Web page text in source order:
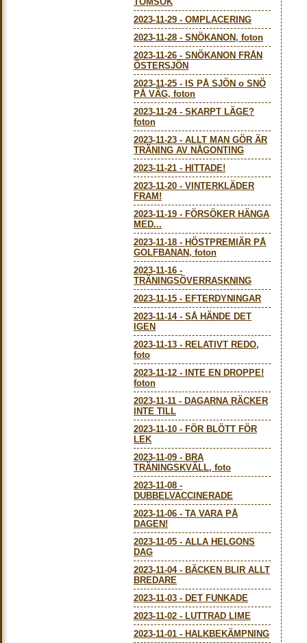
2023-11-29 - OMPLACERING
2023-11-28 - SNÖKANON, foton
2023-11-26 - SNÖKANON FRÅN
ÖSTERSJÖN
2023-11-25 - IS PÅ SJÖN o SNÖ
PÅ VÄG, foton
2023-11-24- SKARPT LÄGE?
foton
2023-11-23 - ALLT MAN GÖR ÄR
TRÄNING AV NÅGONTING
2023-11-21 - HITTADE!
2023-11-20 - VINTERKLÄDER
FRAM!
2023-11-19 - FÖRSÖKER HÄNGA
MED...
2023-11-18 - HÖSTPREMIÄR PÅ
GOLFBANAN, foton
2023-11-16 -
TRÄNINGSÖVERRASKNING
2023-11-15 - EFTERDYNINGAR
2023-11-14- SÅ HÄNDE DET
IGEN
2023-11-13 - RELATIVT REDO,
foto
2023-11-12 -
INTE EN DROPPE!
foton
2023-11-11 - DAGARNA RÄCKER
INTE TILL
2023-11-10 - FÖR BLÖTT FÖR
LEK
2023-11-09 - BRA
TRÄNINGSKVÄLL, foto
2023-11-08 -
DUBBELVACCINERADE
2023-11-06 - TA VARA PÅ
DAGEN!
2023-11-05 - ALLA HELGONS
DAG
2023-11-04- BÄCKEN BLIR ALLT
BREDARE
2023-11-03 - DET FUNKADE
2023-11-02 - LUTTRAD LIME
2023-11-01 - HALKBEKÄMPNING